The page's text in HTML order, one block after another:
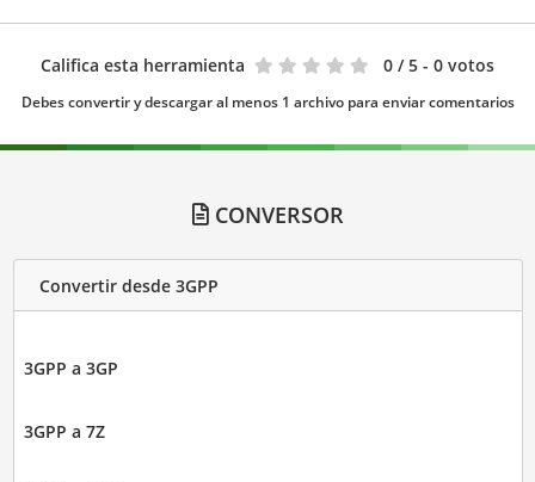
Califica esta herramienta 0 / 5 - 0 votos
Debes convertir y descargar al menos 1 archivo para enviar comentarios
CONVERSOR
Convertir desde 3GPP
3GPP a 3GP
3GPP a 7Z